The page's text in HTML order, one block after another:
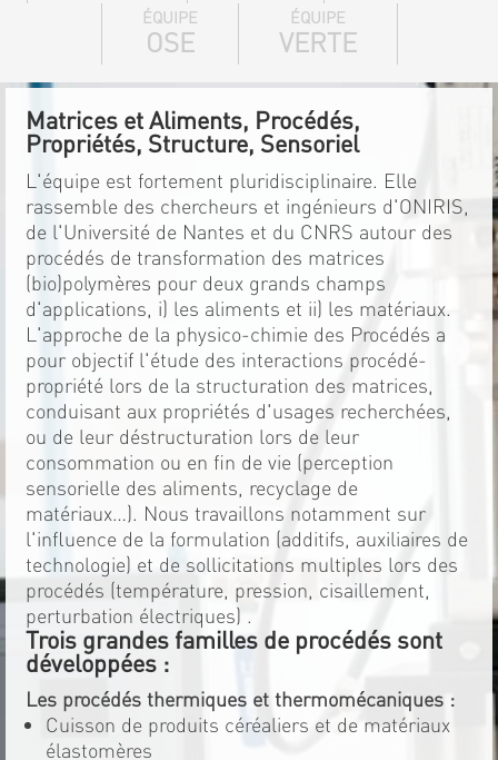
ÉQUIPE
OSE
ÉQUIPE
VERTE
Matrices et Aliments, Procédés,
Propriétés, Structure, Sensoriel
L'équipe est fortement pluridisciplinaire. Elle
rassemble des chercheurs et ingénieurs d'ONIRIS,
de l'Université de Nantes et du CNRS autour des
procédés de transformation des matrices
(bio)polymères pour deux grands champs
d'applications, i) les aliments et ii) les matériaux.
L'approche de la physico-chimie des Procédés a
pour objectif l'étude des interactions procédé-
propriété lors de la structuration des matrices,
conduisant aux propriétés d'usages recherchées,
ou de leur déstructuration lors de leur
consommation ou en fin de vie (perception
sensorielle des aliments, recyclage de
matériaux…). Nous travaillons notamment sur
l'influence de la formulation (additifs, auxiliaires de
technologie) et de sollicitations multiples lors des
procédés (température, pression, cisaillement,
perturbation électriques) .
Trois grandes familles de procédés sont
développées :
Les procédés thermiques et thermomécaniques :
Cuisson de produits céréaliers et de matériaux
élastomères